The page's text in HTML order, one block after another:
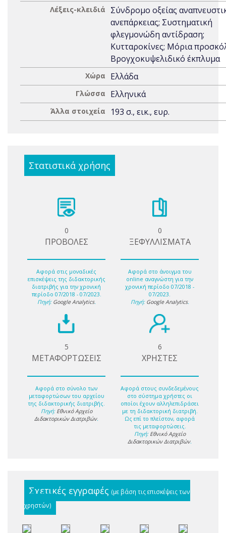
Λέξεις-κλειδιά
Σύνδρομο οξείας
ανεπάρκειας; Συστηματική
φλεγμονώδη αντίδραση;
Κυτταροκίνες; Μόρια
Βρογχοκυψελιδικό έκπλυμα
Χώρα Ελλάδα
Γλώσσα Ελληνικά
Άλλα στοιχεία 193 σ., εικ., ευρ.
Στατιστικά χρήσης
0
ΠΡΟΒΟΛΕΣ
Αφορά στις μοναδικές
επισκέψεις της διδακτορικής
διατριβής για την χρονική
περίοδο 07/2018 - 07/2023.
Πηγή: Google Analytics.
0
ΞΕΦΥΛΛΙΣΜΑΤΑ
Αφορά στο άνοιγμα του
online αναγνώστη για την
χρονική περίοδο 07/2018 -
07/2023.
Πηγή: Google Analytics.
5
ΜΕΤΑΦΟΡΤΩΣΕΙΣ
Αφορά στο σύνολο των
μεταφορτώσων του αρχείου
της διδακτορικής διατριβής.
Πηγή: Εθνικό Αρχείο
Διδακτορικών Διατριβών.
6
ΧΡΗΣΤΕΣ
Αφορά στους συνδεδεμένους
στο σύστημα χρήστες οι
οποίοι έχουν αλληλεπιδράσει
με τη διδακτορική διατριβή.
Ως επί το πλείστον, αφορά
τις μεταφορτώσεις.
Πηγή: Εθνικό Αρχείο
Διδακτορικών Διατριβών.
Σχετικές εγγραφές (με βάση τις επισκέψεις των
χρηστών)